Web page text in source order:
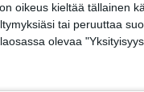
oikeus kieltää tällainen
tai peruuttaa
olevaa
Happihoitoja on tarjottu
tavoin